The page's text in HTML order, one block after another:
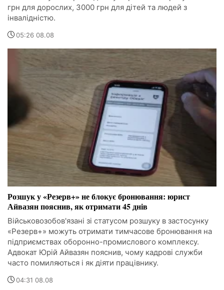
грн для дорослих, 3000 грн для дітей та людей з
інвалідністю.
05:26 08.08
Розшук у «Резерв+» не блокує бронювання: юрист
Айвазян пояснив, як отримати 45 днів
Військовозобов'язані зі статусом розшуку в застосунку
«Резерв+» можуть отримати тимчасове бронювання на
підприємствах оборонно-промислового комплексу.
Адвокат Юрій Айвазян пояснив, чому кадрові служби
часто помиляються і як діяти працівнику.
04:31 08.08